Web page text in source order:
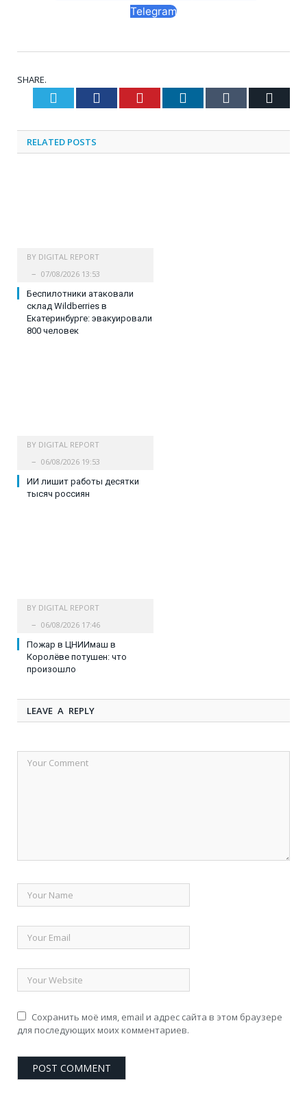
Telegram
SHARE.
Twitter Facebook Pinterest LinkedIn Tumblr
RELATED POSTS
BY DIGITAL REPORT
07/08/2026 13:53
Беспилотники атаковали
склад Wildberries в
Екатеринбурге: эвакуировали
800 человек
BY DIGITAL REPORT
06/08/2026 19:53
ИИ лишит работы десятки
тысяч россиян
BY DIGITAL REPORT
06/08/2026 17:46
Пожар в ЦНИИмаш в
Королёве потушен: что
произошло
LEAVE A REPLY
Сохранить моё имя, email и адрес сайта в этом браузере
для последующих моих комментариев.